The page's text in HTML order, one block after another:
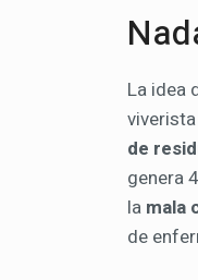
La idea
de
genera
la mala
de